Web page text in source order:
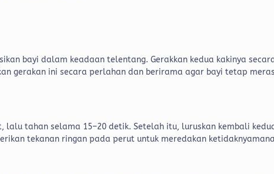
bayi dalam keadaan telentang. Gerakkan kedua kakinya
gerakan ini secara perlahan dan berirama agar bayi tetap
lalu tahan selama 15–20 detik. Setelah itu, luruskan kembali
tekanan ringan pada perut untuk meredakan